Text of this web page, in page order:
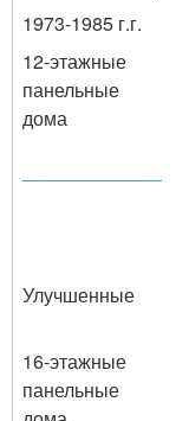
1973-1985 г.г.
12-этажные
панельные
дома
Улучшенные
16-этажные
панельные